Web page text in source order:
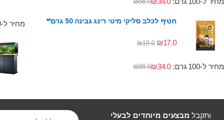
חטיף לכלב סליקי מיטי רינג גבינה 50 גרם**
₪17.0
₪19.0
מחיר ל-100 גרם: ₪38.0₪34.0
מחיר ל-100 גרם:
ותקבל מבצעים מיוחדים לבעלי